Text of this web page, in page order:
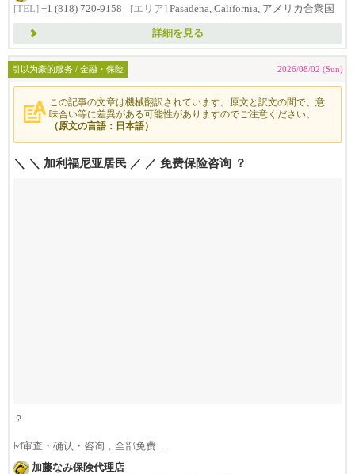
[TEL] +1 (818) 720-9158 [エリア] Pasadena, California, アメリカ合衆国
詳細を見る
引以为豪的服务 / 金融・保险 2026/08/02 (Sun)
この記事の文章は機械翻訳されています。原文と訳文の間で、意
味合い等に差異がある可能性がありますのでご注意ください。
（原文の言語：日本語）
＼ ＼ 加利福尼亚居民 ／ ／ 免费保险咨询 ？
？
☑️审查・确认・咨询，全部免费
☑️难懂的专业术语也能理解，因为有日语
加藤なみ保険代理店